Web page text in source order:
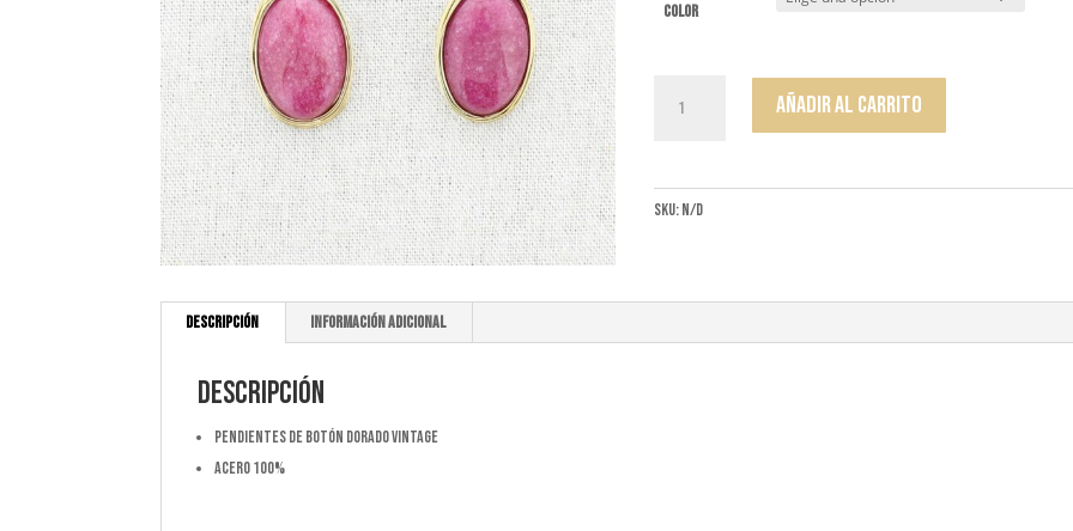
color
Magnolia
Añadir al carrito
SKU:N/D
Descripción Información adicional
Descripción
Pendientes de botón dorado vintage
Acero 100%